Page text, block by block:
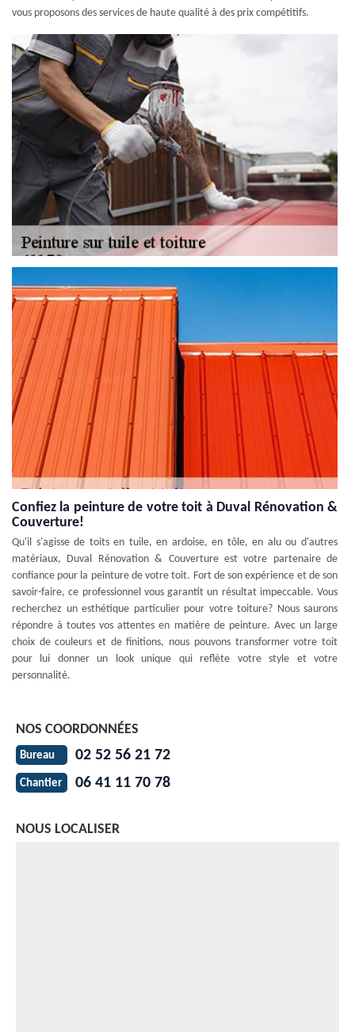
vous proposons des services de haute qualité à des prix compétitifs.
Confiez la peinture de votre toit à Duval Rénovation &
Couverture!
Qu'il s'agisse de toits en tuile, en ardoise, en tôle, en alu ou d'autres
matériaux, Duval Rénovation & Couverture est votre partenaire de
confiance pour la peinture de votre toit. Fort de son expérience et de son
savoir-faire, ce professionnel vous garantit un résultat impeccable. Vous
recherchez un esthétique particulier pour votre toiture? Nous saurons
répondre à toutes vos attentes en matière de peinture. Avec un large
choix de couleurs et de finitions, nous pouvons transformer votre toit
pour lui donner un look unique qui reflète votre style et votre
personnalité.
NOS COORDONNÉES
Bureau 02 52 56 21 72
Chantier 06 41 11 70 78
NOUS LOCALISER